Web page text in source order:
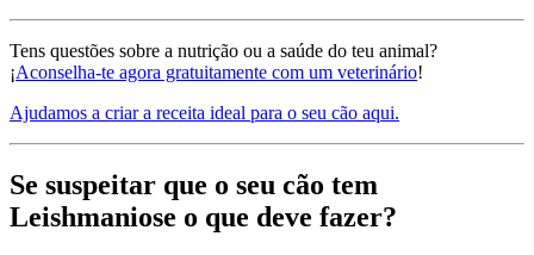
Tens questões sobre a nutrição ou a saúde do teu animal?
¡Aconselha-te agora gratuitamente com um veterinário!
Ajudamos a criar a receita ideal para o seu cão aqui.
Se suspeitar que o seu cão tem
Leishmaniose o que deve fazer?